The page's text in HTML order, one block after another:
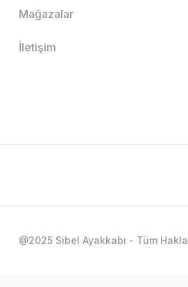
Mağazalar
İletişim
@2025 Sibel Ayakkabı - Tüm